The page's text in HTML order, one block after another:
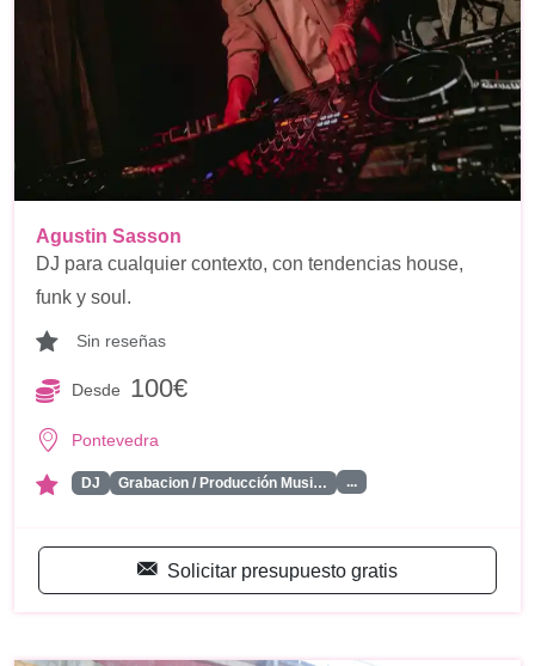
Agustin Sasson
DJ para cualquier contexto, con tendencias house,
funk y soul.
Sin reseñas
Desde 100€
Pontevedra
DJ Grabacion / Producción Musi… ...
Solicitar presupuesto gratis